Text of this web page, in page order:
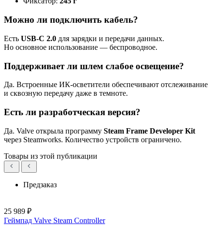
Можно ли подключить кабель?
Есть USB-C 2.0 для зарядки и передачи данных.
Но основное использование — беспроводное.
Поддерживает ли шлем слабое освещение?
Да. Встроенные ИК-осветители обеспечивают отслеживание
и сквозную передачу даже в темноте.
Есть ли разработческая версия?
Да. Valve открыла программу Steam Frame Developer Kit
через Steamworks. Количество устройств ограничено.
Товары из этой публикации
Предзаказ
25 989 ₽
Геймпад Valve Steam Controller